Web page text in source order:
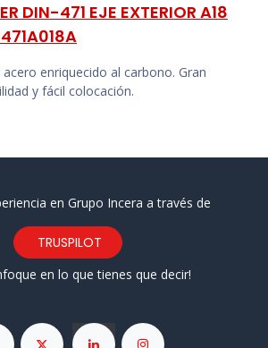
DIN-471 EJE EXTERIOR A18
enriquecido al carbono. Gran
y fácil colocación.
en Grupo Incera a través de
TRUSPILOT
en lo que tienes que decir!